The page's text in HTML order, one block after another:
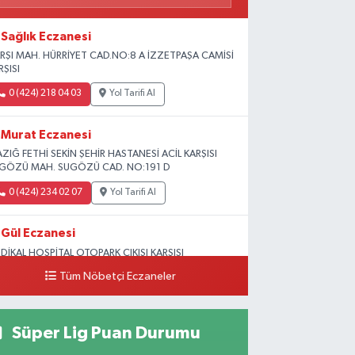
Sağlık Eczanesi
MAH. HÜRRİYET CAD.NO:8 A İZZETPAŞA CAMİSİ
0 (424) 218 04 03 Yol Tarifi Al
Murat Eczanesi
FETHİ SEKİN ŞEHİR HASTANESİ ACİL KARŞISI
MAH. SUGÖZÜ CAD. NO:191 D
0 (424) 234 02 07 Yol Tarifi Al
Gül Eczanesi
HOSPİTAL OTOPARK ÇIKIŞI KARŞISI
HASTANESİ ARKASI OTOPARK ÇIKIŞI KARŞISI)
Tüm Nöbetçi Eczaneler
Süper Lig Puan Durumu